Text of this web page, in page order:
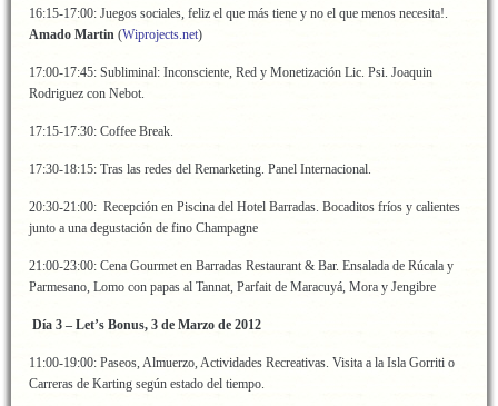
16:15-17:00: Juegos sociales, feliz el que más tiene y no el que menos necesita!.
Amado Martin (Wiprojects.net)
17:00-17:45: Subliminal: Inconsciente, Red y Monetización Lic. Psi. Joaquin
Rodriguez con Nebot.
17:15-17:30: Coffee Break.
17:30-18:15: Tras las redes del Remarketing. Panel Internacional.
20:30-21:00: Recepción en Piscina del Hotel Barradas. Bocaditos fríos y calientes
junto a una degustación de fino Champagne
21:00-23:00: Cena Gourmet en Barradas Restaurant & Bar. Ensalada de Rúcala y
Parmesano, Lomo con papas al Tannat, Parfait de Maracuyá, Mora y Jengibre
Día 3 – Let’s Bonus, 3 de Marzo de 2012
11:00-19:00: Paseos, Almuerzo, Actividades Recreativas. Visita a la Isla Gorriti o
Carreras de Karting según estado del tiempo.